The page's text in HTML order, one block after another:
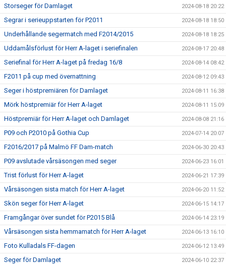
Storseger för Damlaget 2024-08-18 20:22
Segrar i serieuppstarten för P2011 2024-08-18 18:50
Underhållande segermatch med F2014/2015 2024-08-18 18:25
Uddamålsförlust för Herr A-laget i seriefinalen 2024-08-17 20:48
Seriefinal för Herr A-laget på fredag 16/8 2024-08-14 08:42
F2011 på cup med övernattning 2024-08-12 09:43
Seger i höstpremiären för Damlaget 2024-08-11 16:38
Mörk höstpremiär för Herr A-laget 2024-08-11 15:09
Höstpremiär för Herr A-laget och Damlaget 2024-08-08 21:16
P09 och P2010 på Gothia Cup 2024-07-14 20:07
F2016/2017 på Malmö FF Dam-match 2024-06-30 20:43
P09 avslutade vårsäsongen med seger 2024-06-23 16:01
Trist förlust för Herr A-laget 2024-06-21 17:39
Vårsäsongen sista match för Herr A-laget 2024-06-20 11:52
Skön seger för Herr A-laget 2024-06-15 14:17
Framgångar över sundet för P2015 Blå 2024-06-14 23:19
Vårsäsongen sista hemmamatch för Herr A-laget 2024-06-13 16:10
Foto Kulladals FF-dagen 2024-06-12 13:49
Seger för Damlaget 2024-06-10 22:37